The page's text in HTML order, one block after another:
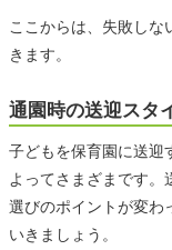
ここからは、失敗しな
きます。
通園時の送迎スタ
子どもを保育園に送迎
よってさまざまです。
選びのポイントが変わ
いきましょう。